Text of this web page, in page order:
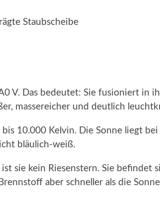
Staubscheibe
V. Das bedeutet: Sie fusioniert in
massereicher und deutlich
10.000 Kelvin. Die Sonne liegt
bläulich-weiß.
sie kein Riesenstern. Sie befindet
aber schneller als die